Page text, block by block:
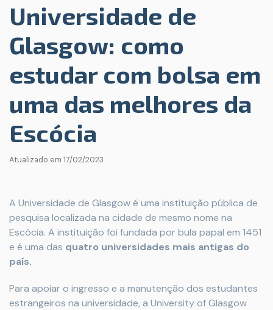
Universidade de
Glasgow: como
estudar com bolsa em
uma das melhores da
Escócia
Atualizado em 17/02/2023
A Universidade de Glasgow é uma instituição pública de
pesquisa localizada na cidade de mesmo nome na
Escócia. A instituição foi fundada por bula papal em 1451
e é uma das quatro universidades mais antigas do
país.
Para apoiar o ingresso e a manutenção dos estudantes
estrangeiros na universidade, a University of Glasgow